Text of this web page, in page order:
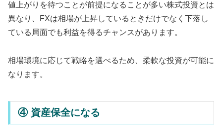
値上がりを待つことが前提になることが多い株式投資とは
異なり、FXは相場が上昇しているときだけでなく下落し
ている局面でも利益を得るチャンスがあります。
相場環境に応じて戦略を選べるため、柔軟な投資が可能に
なります。
④ 資産保全になる